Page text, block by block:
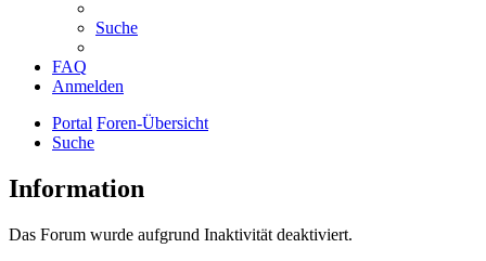
Suche
FAQ
Anmelden
Portal Foren-Übersicht
Suche
Information
Das Forum wurde aufgrund Inaktivität deaktiviert.